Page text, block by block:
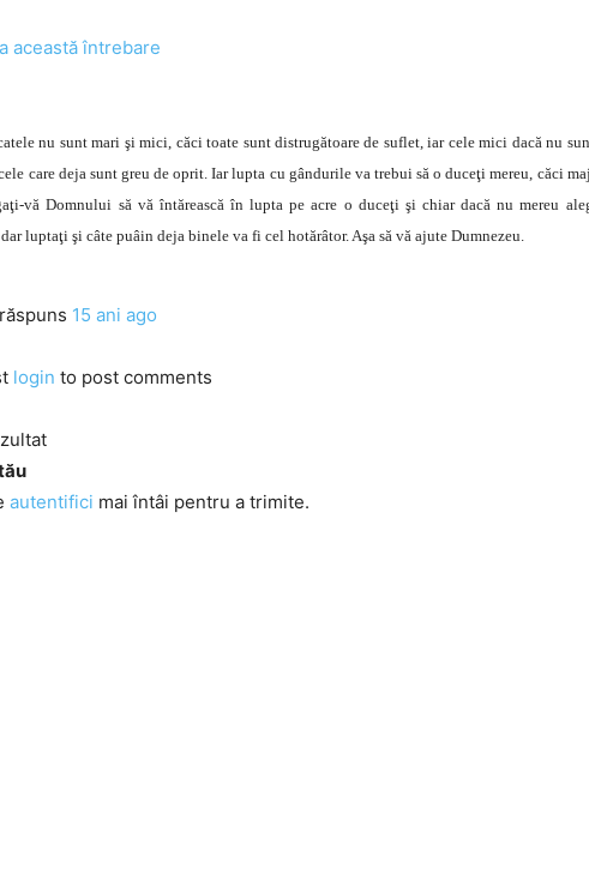
această întrebare
nu sunt mari şi mici, căci toate sunt distrugătoare de suflet, iar cele mici dacă nu
care deja sunt greu de oprit. Iar lupta cu gândurile va trebui să o duceţi mereu, căci
vă Domnului să vă întărească în lupta pe acre o duceţi şi chiar dacă nu mereu
luptaţi şi câte puâin deja binele va fi cel hotărâtor. Aşa să vă ajute Dumnezeu.
15 ani ago
login to post comments
autentifici mai întâi pentru a trimite.